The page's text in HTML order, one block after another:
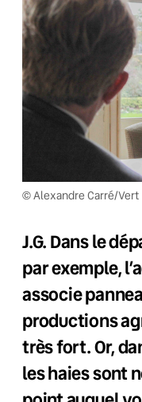
© Alexandre Carré/Vert
J.G. Dans le
par exemple,
associe
productions
très fort. Or,
les haies sont